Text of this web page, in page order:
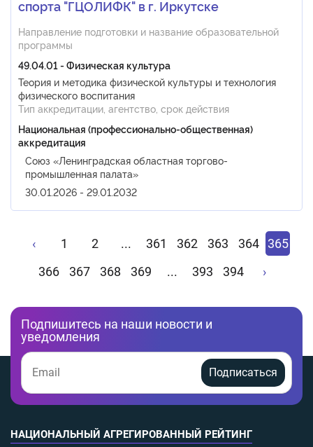
спорта "ГЦОЛИФК" в г. Иркутске
Направление подготовки и название образовательной
программы
49.04.01 - Физическая культура
Теория и методика физической культуры и технология
физического воспитания
Тип аккредитации, агентство, срок действия
Национальная (профессионально-общественная)
аккредитация
Союз «Ленинградская областная торгово-
промышленная палата»
30.01.2026 - 29.01.2032
‹ 1 2 ... 361 362 363 364
365
366
367 368 369 ... 393 394 ›
Подпишитесь на наши новости и
уведомления
Подписаться
НАЦИОНАЛЬНЫЙ АГРЕГИРОВАННЫЙ РЕЙТИНГ